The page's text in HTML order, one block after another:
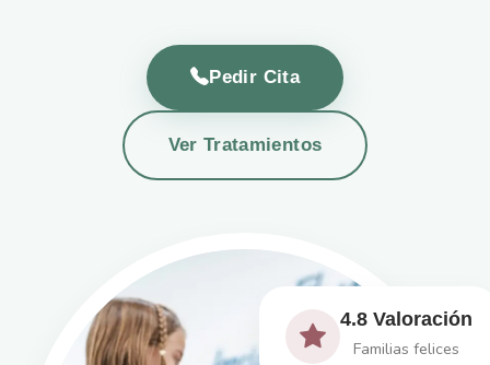
Pedir Cita
Ver Tratamientos
4.8 Valoración
Familias felices